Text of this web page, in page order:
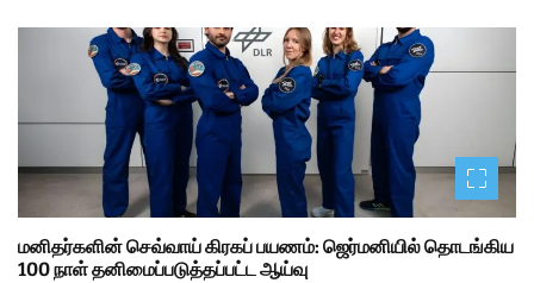
மனிதர்களின் செவ்வாய் கிரகப் பயணம்: ஜெர்மனியில் தொடங்கிய
100 நாள் தனிமைப்படுத்தப்பட்ட ஆய்வு